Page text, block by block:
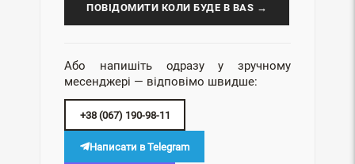
ПОВІДОМИТИ КОЛИ БУДЕ В BAS →
Або напишіть одразу у зручному
месенджері — відповімо швидше:
+38 (067) 190-98-11
Написати в Telegram